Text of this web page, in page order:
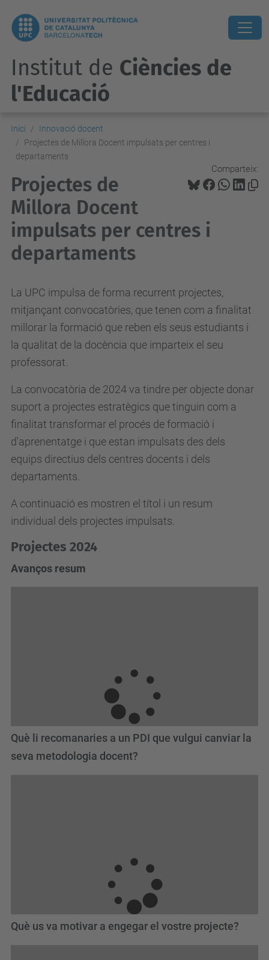
Institut de Ciències de
l'Educació
Inici
Innovació docent
Projectes de Millora Docent impulsats per centres i
departaments
Comparteix:
Projectes de
Millora Docent
impulsats per centres i
departaments
La UPC impulsa de forma recurrent projectes,
mitjançant convocatòries, que tenen com a finalitat
millorar la formació que reben els seus estudiants i
la qualitat de la docència que imparteix el seu
professorat.
La convocatòria de 2024 va tindre per objecte donar
suport a projectes estratègics que tinguin com a
finalitat transformar el procés de formació i
d'aprenentatge i que estan impulsats des dels
equips directius dels centres docents i dels
departaments.
A continuació es mostren el títol i un resum
individual dels projectes impulsats.
Projectes 2024
Avanços resum
Què li recomanaries a un PDI que vulgui canviar la
seva metodologia docent?
Què us va motivar a engegar el vostre projecte?